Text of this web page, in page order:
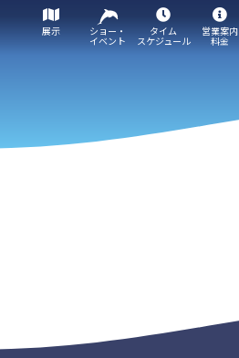
展示 ショー・
イベント
タイム
スケジュール
営業案内
料金